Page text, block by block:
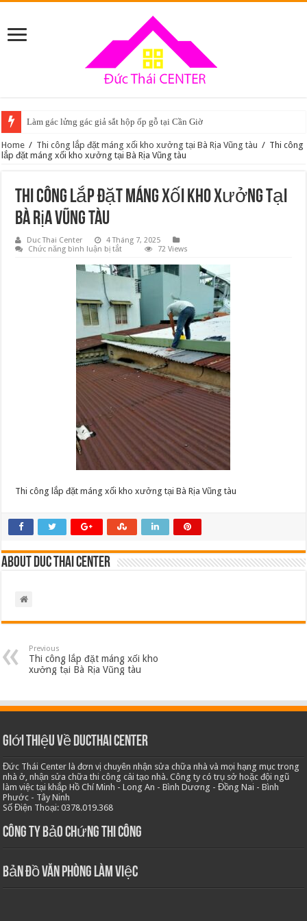
Làm gác lửng gác giả sắt hộp ốp gỗ tại Cần Giờ
Home / Thi công lắp đặt máng xối kho xưởng tại Bà Rịa Vũng tàu / Thi công
lắp đặt máng xối kho xưởng tại Bà Rịa Vũng tàu
Thi công lắp đặt máng xối kho xưởng tại
Bà Rịa Vũng tàu
Duc Thai Center
4 Tháng 7, 2025
Chức năng bình luận bị tắtở
công
lắp
máng
xối
kho
xưởng
tại
Bà
Rịa
Vũng
tàu
72 Views
Thi công lắp đặt máng xối kho xưởng tại Bà Rịa Vũng tàu
About Duc Thai Center
Previous
Thi công lắp đặt máng xối kho
xưởng tại Bà Rịa Vũng tàu
Giới thiệu về Ducthai Center
Đức Thái Center là đơn vị chuyên nhận sửa chữa nhà và mọi hạng mục trong
nhà ở, nhận sửa chữa thi công cải tạo nhà. Công ty có trụ sở hoặc đội ngũ
làm việc tại khắp Hồ Chí Minh - Long An - Bình Dương - Đồng Nai - Bình
Phước - Tây Ninh
Số Điện Thoại: 0378.019.368
Công ty bảo chứng thi công
Bản Đồ Văn Phòng Làm Việc